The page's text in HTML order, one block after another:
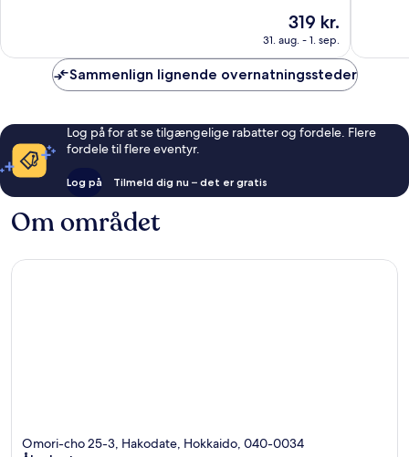
823
anmeldelser
Prisen
319 kr.
319 kr.
31. aug. - 1. sep.
1.010
Sammenlign lignende overnatningssteder
Log på for at se tilgængelige rabatter og fordele. Flere
fordele til flere eventyr.
Log på Tilmeld dig nu – det er gratis
Om området
Omori-cho 25-3, Hakodate, Hokkaido, 040-0034